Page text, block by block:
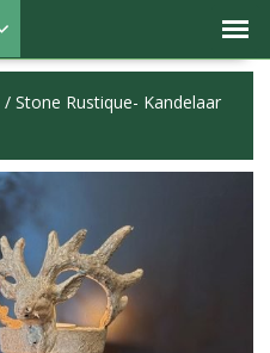
/ Stone Rustique- Kandelaar